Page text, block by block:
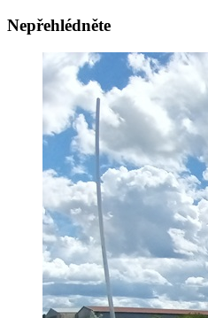
Nepřehlédněte